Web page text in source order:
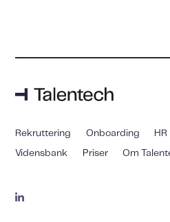
Rekruttering Onboarding HR
Vidensbank Priser Om